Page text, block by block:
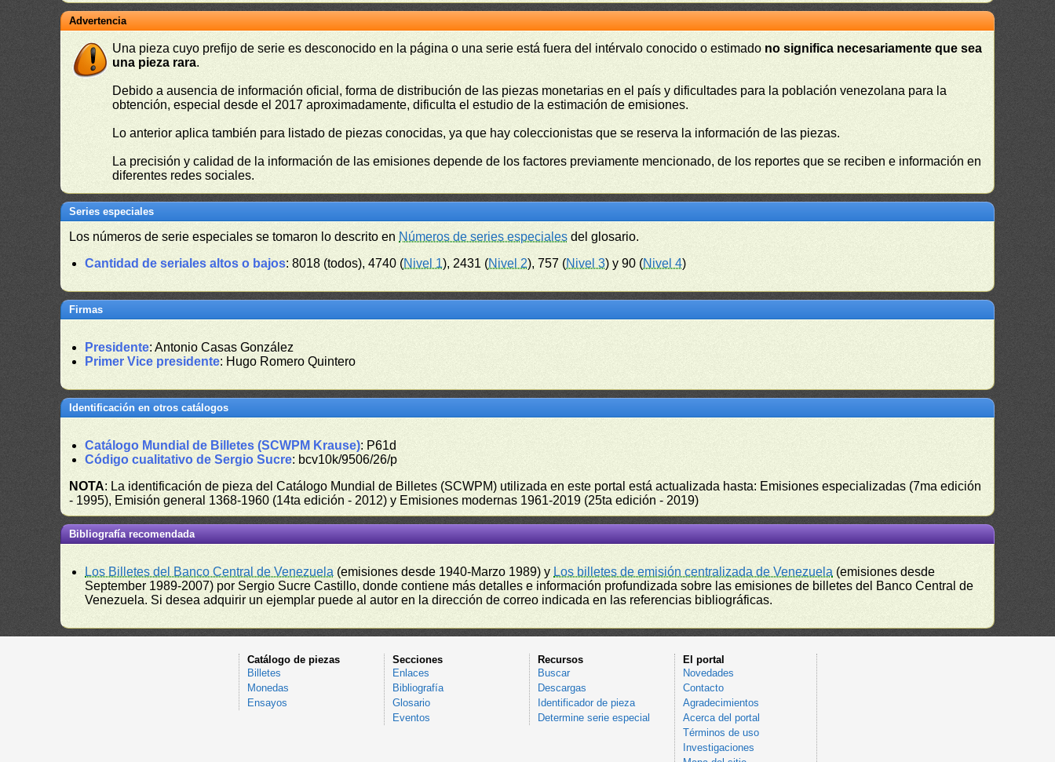
Advertencia
Una pieza cuyo prefijo de serie es desconocido en la página o una serie está fuera del intérvalo conocido o estimado no significa necesariamente que sea
una pieza rara.
Debido a ausencia de información oficial, forma de distribución de las piezas monetarias en el país y dificultades para la población venezolana para la
obtención, especial desde el 2017 aproximadamente, dificulta el estudio de la estimación de emisiones.
Lo anterior aplica también para listado de piezas conocidas, ya que hay coleccionistas que se reserva la información de las piezas.
La precisión y calidad de la información de las emisiones depende de los factores previamente mencionado, de los reportes que se reciben e información en
diferentes redes sociales.
Series especiales
Los números de serie especiales se tomaron lo descrito en Números de series especiales del glosario.
Cantidad de seriales altos o bajos: 8018 (todos), 4740 (Nivel 1), 2431 (Nivel 2), 757 (Nivel 3) y 90 (Nivel 4)
Firmas
Presidente: Antonio Casas González
Primer Vice presidente: Hugo Romero Quintero
Identificación en otros catálogos
Catálogo Mundial de Billetes (SCWPM Krause): P61d
Código cualitativo de Sergio Sucre: bcv10k/9506/26/p
NOTA: La identificación de pieza del Catálogo Mundial de Billetes (SCWPM) utilizada en este portal está actualizada hasta: Emisiones especializadas (7ma edición
- 1995), Emisión general 1368-1960 (14ta edición - 2012) y Emisiones modernas 1961-2019 (25ta edición - 2019)
Bibliografía recomendada
Los Billetes del Banco Central de Venezuela (emisiones desde 1940-Marzo 1989) y Los billetes de emisión centralizada de Venezuela (emisiones desde
September 1989-2007) por Sergio Sucre Castillo, donde contiene más detalles e información profundizada sobre las emisiones de billetes del Banco Central de
Venezuela. Si desea adquirir un ejemplar puede al autor en la dirección de correo indicada en las referencias bibliográficas.
Catálogo de piezas
Billetes
Monedas
Ensayos
Secciones
Enlaces
Bibliografía
Glosario
Eventos
Recursos
Buscar
Descargas
Identificador de pieza
Determine serie especial
El portal
Novedades
Contacto
Agradecimientos
Acerca del portal
Términos de uso
Investigaciones